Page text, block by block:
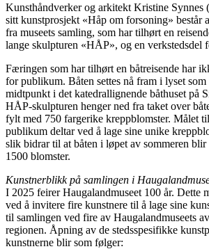
Kunsthåndverker og arkitekt Kristine Synnes
sitt kunstprosjekt «Håp om forsoning» består
fra museets samling, som har tilhørt en
lange skulpturen «HÅP», og en verkstedsdel
Færingen som har tilhørt en båtreisende har
for publikum. Båten settes nå fram i lyset
midtpunkt i det katedrallignende båthuset på
HÅP-skulpturen henger ned fra taket over
fylt med 750 fargerike kreppblomster. Målet
publikum deltar ved å lage sine unike
slik bidrar til at båten i løpet av sommeren
1500 blomster.
Kunstnerblikk på samlingen i
I 2025 feirer Haugalandmuseet 100 år. Dette
ved å invitere fire kunstnere til å lage sine
til samlingen ved fire av Haugalandmuseets
regionen. Åpning av de stedsspesifikke
kunstnerne blir som følger: